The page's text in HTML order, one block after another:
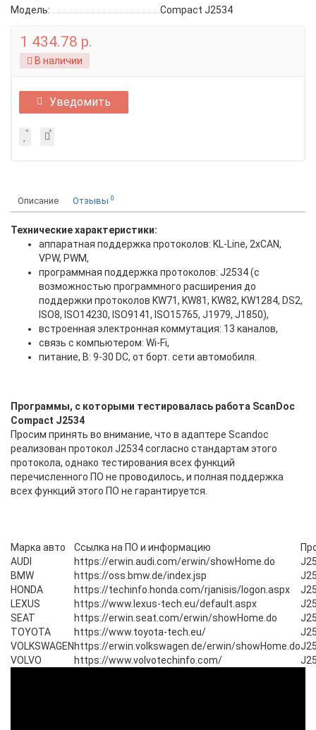
Модель:
Compact J2534
1 434.78 р.
В наличии
Уведомить
Описание Отзывы 0
Технические характеристики:
аппаратная поддержка протоколов: KL-Line, 2xCAN,
VPW, PWM,
программная поддержка протоколов: J2534 (с
возможностью программного расширения до
поддержки протоколов KW71, KW81, KW82, KW1284, DS2,
ISO8, ISO14230, ISO9141, ISO15765, J1979, J1850),
встроенная электронная коммутация: 13 каналов,
связь с компьютером: Wi-Fi,
питание, В: 9-30 DC, от борт. сети автомобиля.
Программы, с которыми тестировалась работа ScanDoc
Compact J2534
Просим принять во внимание, что в адаптере Scandoc
реализован протокол J2534 согласно стандартам этого
протокола, однако тестирования всех функций
перечисленного ПО не проводилось, и полная поддержка
всех функций этого ПО не гарантируется.
Марка авто Ссылка на ПО и информацию
AUDI
https://erwin.audi.com/erwin/showHome.do
BMW
https://oss.bmw.de/index.jsp
HONDA
https://techinfo.honda.com/rjanisis/logon.aspx
LEXUS
https://www.lexus-tech.eu/default.aspx
SEAT
https://erwin.seat.com/erwin/showHome.do
TOYOTA
https://www.toyota-tech.eu/
VOLKSWAGEN https://erwin.volkswagen.de/erwin/showHome.do
VOLVO
https://www.volvotechinfo.com/